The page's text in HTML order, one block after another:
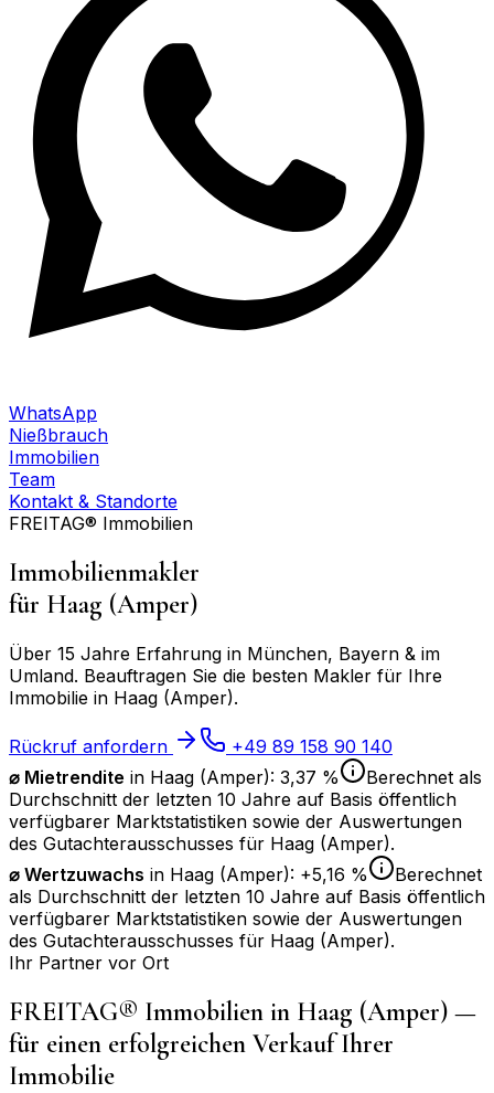
WhatsApp
Nießbrauch
Immobilien
Team
Kontakt & Standorte
FREITAG® Immobilien
Immobilienmakler
für Haag (Amper)
Über 15 Jahre Erfahrung in München, Bayern & im
Umland. Beauftragen Sie die besten Makler für Ihre
Immobilie in Haag (Amper).
Rückruf anfordern
+49 89 158 90 140
⌀ Mietrendite in Haag (Amper): 3,37 %
Berechnet als
Durchschnitt der letzten 10 Jahre auf Basis öffentlich
verfügbarer Marktstatistiken sowie der Auswertungen
des Gutachterausschusses für Haag (Amper).
⌀ Wertzuwachs in Haag (Amper): +5,16 %
Berechnet
als Durchschnitt der letzten 10 Jahre auf Basis öffentlich
verfügbarer Marktstatistiken sowie der Auswertungen
des Gutachterausschusses für Haag (Amper).
Ihr Partner vor Ort
FREITAG® Immobilien in Haag (Amper) —
für einen erfolgreichen Verkauf Ihrer
Immobilie